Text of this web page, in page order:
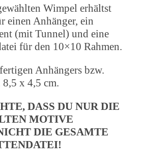
Wimpel erhältst
einen Anhänger, ein
(mit Tunnel) und eine
für den 10×10 Rahmen.
Anhängers bzw.
x 4,5 cm.
DASS DU NUR DIE
MOTIVE
DIE GESAMTE